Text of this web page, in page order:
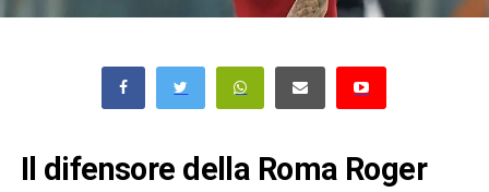
Il difensore della Roma Roger